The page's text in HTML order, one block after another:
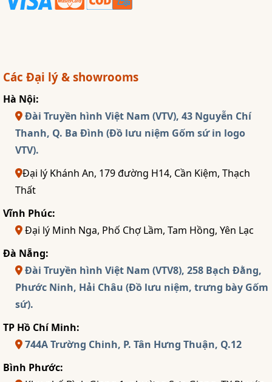
Các Đại lý & showrooms
Hà Nội:
Đài Truyền hình Việt Nam (VTV), 43 Nguyễn Chí
Thanh, Q. Ba Đình (Đồ lưu niệm Gốm sứ in logo
VTV).
Đại lý Khánh An, 179 đường H14, Cần Kiệm, Thạch
Thất
Vĩnh Phúc:
Đại lý Minh Nga, Phố Chợ Lầm, Tam Hồng, Yên Lạc
Đà Nẵng:
Đài Truyền hình Việt Nam (VTV8), 258 Bạch Đằng,
Phước Ninh, Hải Châu (Đồ lưu niệm, trưng bày Gốm
sứ).
TP Hồ Chí Minh:
744A Trường Chinh, P. Tân Hưng Thuận, Q.12
Bình Phước: